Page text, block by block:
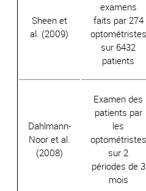
Sheen et
al. (2009)
examens
faits par 274
optométristes
sur 6432
patients
Dahlmann-
Noor et al.
(2008)
Examen des
patients par
les
optométristes
sur 2
périodes de 3
mois